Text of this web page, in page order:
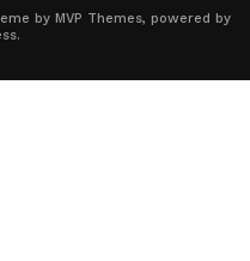
by MVP Themes, powered by